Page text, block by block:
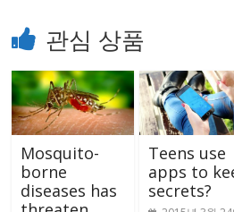
관심 상품
Mosquito-
borne
diseases has
Teens use
apps to
secrets?